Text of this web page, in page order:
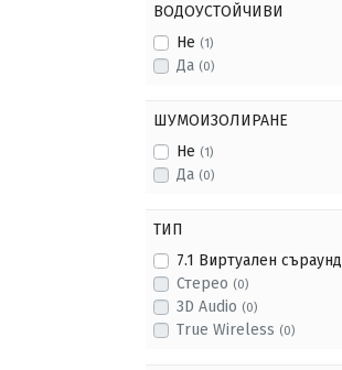
ВОДОУСТОЙЧИВИ
Не (1)
Да (0)
ШУМОИЗОЛИРАНЕ
Не (1)
Да (0)
ТИП
7.1 Виртуален съраунд
Стерео (0)
3D Audio (0)
True Wireless (0)